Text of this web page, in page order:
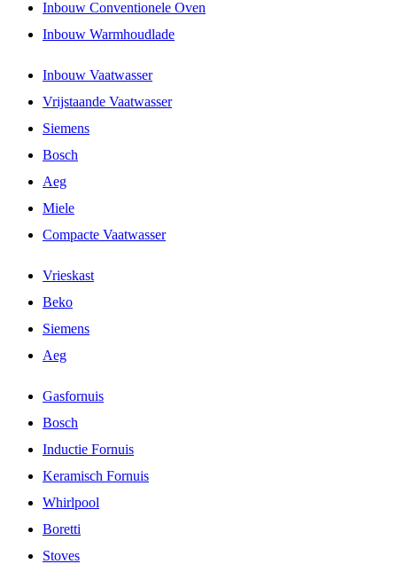
Inbouw Conventionele Oven
Inbouw Warmhoudlade
Inbouw Vaatwasser
Vrijstaande Vaatwasser
Siemens
Bosch
Aeg
Miele
Compacte Vaatwasser
Vrieskast
Beko
Siemens
Aeg
Gasfornuis
Bosch
Inductie Fornuis
Keramisch Fornuis
Whirlpool
Boretti
Stoves